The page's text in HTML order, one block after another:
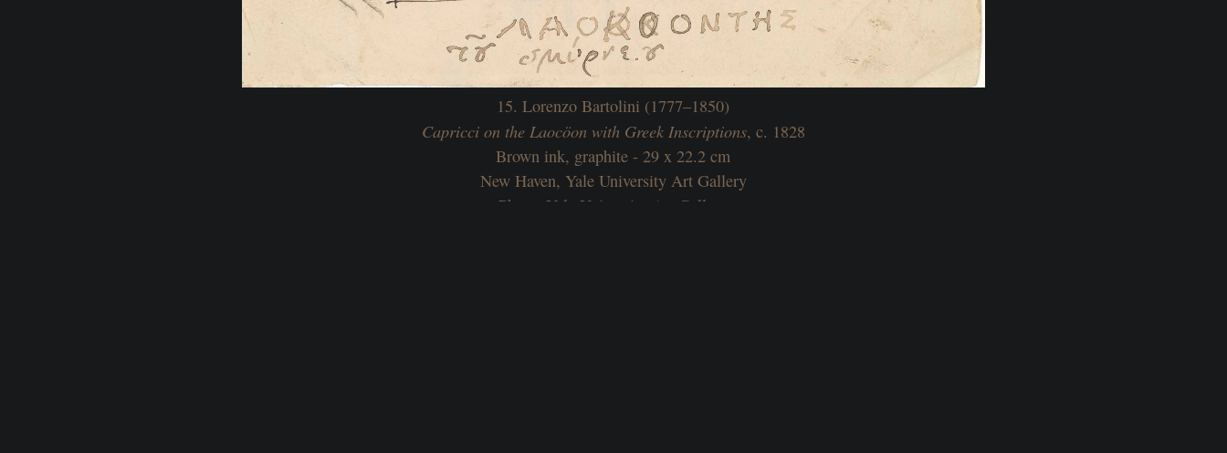
15. Lorenzo Bartolini (1777–1850)
Capricci on the Laocöon with Greek Inscriptions, c. 1828
Brown ink, graphite - 29 x 22.2 cm
New Haven, Yale University Art Gallery
Photo: Yale University Art Gallery